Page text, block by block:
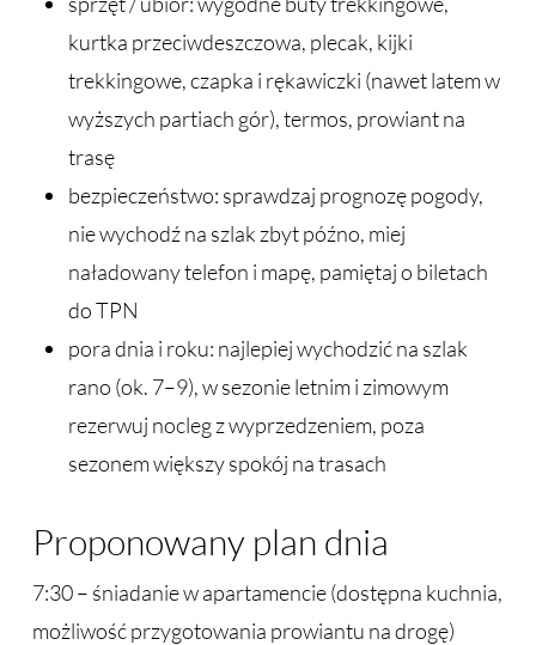
kurtka przeciwdeszczowa, plecak, kijki
trekkingowe, czapka i rękawiczki (nawet latem w
wyższych partiach gór), termos, prowiant na
trasę
bezpieczeństwo: sprawdzaj prognozę pogody,
nie wychodź na szlak zbyt późno, miej
naładowany telefon i mapę, pamiętaj o biletach
do TPN
pora dnia i roku: najlepiej wychodzić na szlak
rano (ok. 7–9), w sezonie letnim i zimowym
rezerwuj nocleg z wyprzedzeniem, poza
sezonem większy spokój na trasach
Proponowany plan dnia
7:30 – śniadanie w apartamencie (dostępna kuchnia,
możliwość przygotowania prowiantu na drogę)